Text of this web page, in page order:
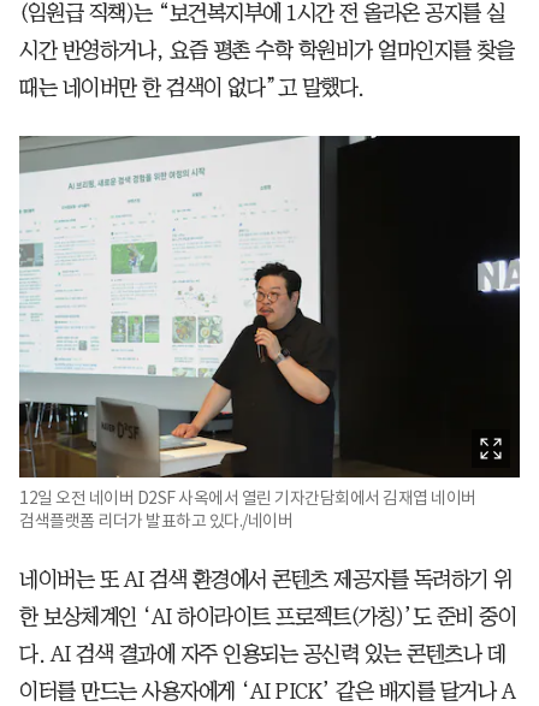
(임원급 직책)는 “보건복지부에 1시간 전 올라온 공지를 실
시간 반영하거나, 요즘 평촌 수학 학원비가 얼마인지를 찾을
때는 네이버만 한 검색이 없다”고 말했다.
12일 오전 네이버 D2SF 사옥에서 열린 기자간담회에서 김재엽 네이버
검색플랫폼 리더가 발표하고 있다./네이버
네이버는 또 AI 검색 환경에서 콘텐츠 제공자를 독려하기 위
한 보상체계인 ‘AI 하이라이트 프로젝트(가칭)’도 준비 중이
다. AI 검색 결과에 자주 인용되는 공신력 있는 콘텐츠나 데
이터를 만드는 사용자에게 ‘AI PICK’ 같은 배지를 달거나 A